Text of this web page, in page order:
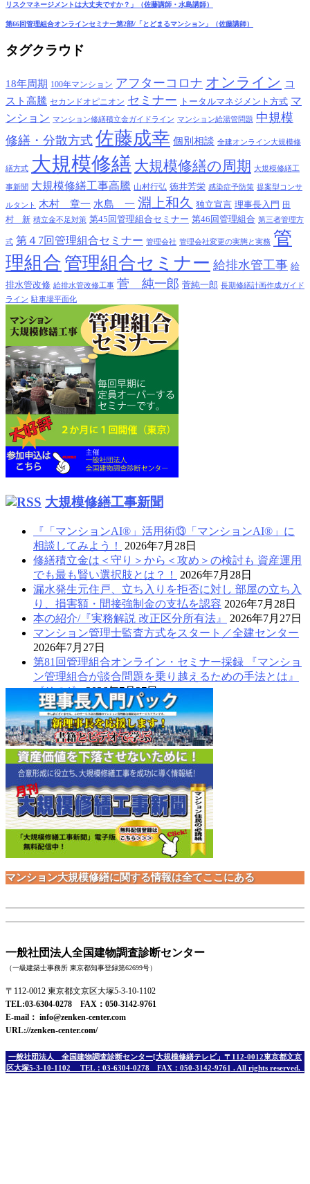
リスクマネージメントは大丈夫ですか？」（佐藤講師・水島講師）
第66回管理組合オンラインセミナー第2部/「とどまるマンション」（佐藤講師）
タグクラウド
18年周期 100年マンション アフターコロナ オンライン コ
スト高騰 セカンドオピニオン セミナー トータルマネジメント方式 マ
ンション マンション修繕積立金ガイドライン マンション給湯管問題 中規模
修繕・分散方式 佐藤成幸 個別相談 全建オンライン大規模修
繕方式 大規模修繕 大規模修繕の周期 大規模修繕工
事新聞 大規模修繕工事高騰 山村行弘 徳井芳栄 感染症予防策 提案型コンサ
ルタント 木村 章一 水島 一 淵上和久 独立宣言 理事長入門 田
村 新 積立金不足対策 第45回管理組合セミナー 第46回管理組合 第三者管理方
式 第４7回管理組合セミナー 管理会社 管理会社変更の実態と実務 管
理組合 管理組合セミナー 給排水管工事 給
排水管改修 給排水管改修工事 菅 純一郎 菅純一郎 長期修繕計画作成ガイド
ライン 駐車場平面化
大規模修繕工事新聞
『「マンションAI®」活用術⑬「マンションAI®」に
相談してみよう！
2026年7月28日
修繕積立金は＜守り＞から＜攻め＞の検討も 資産運用
でも最も賢い選択肢とは？！
2026年7月28日
漏水発生元住戸、立ち入りを拒否に対し 部屋の立ち入
り、損害額・間接強制金の支払を認容 2026年7月28日
本の紹介/『実務解説 改正区分所有法』
2026年7月27日
マンション管理士監査方式をスタート／全建センター
2026年7月27日
第81回管理組合オンライン・セミナー採録 『マンショ
ン管理組合が談合問題を乗り越えるための手法とは』
《その1》 2026年7月27日
窓・ベランダからの転落事故多発！守れ、子どもの
命！！ 2026年7月27日
全建センター/ 先着20管理組合にAI建物診断サービス
を無料提供 2026年7月27日
老朽インフラ・住宅耐震化を重点施策に 国土強靱化
年次計画2026を決定＜ニュース速報17＞
日
「通帳と印鑑を同時に渡すな」—修繕積立金を守る管
理組合の基本＜ニュース速報16＞ 2026年7月18日
マンション大規模修繕に関する情報は全てここにある
一般社団法人全国建物調査診断センター
（一級建築士事務所 東京都知事登録第62699号）
〒112-0012 東京都文京区大塚5-3-10-1102
TEL:03-6304-0278 FAX：050-3142-9761
E-mail： info@zenken-center.com
URL://zenken-center.com/
一般社団法人 全国建物調査診断センター[大規模修繕テレビ」 〒112-0012東京都文京
区大塚5-3-10-1102 TEL：03-6304-0278 FAX：050-3142-9761 . All rights reserved.